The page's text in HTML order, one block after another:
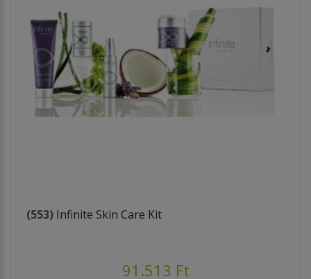
(553) Infinite Skin Care Kit
91.513 Ft